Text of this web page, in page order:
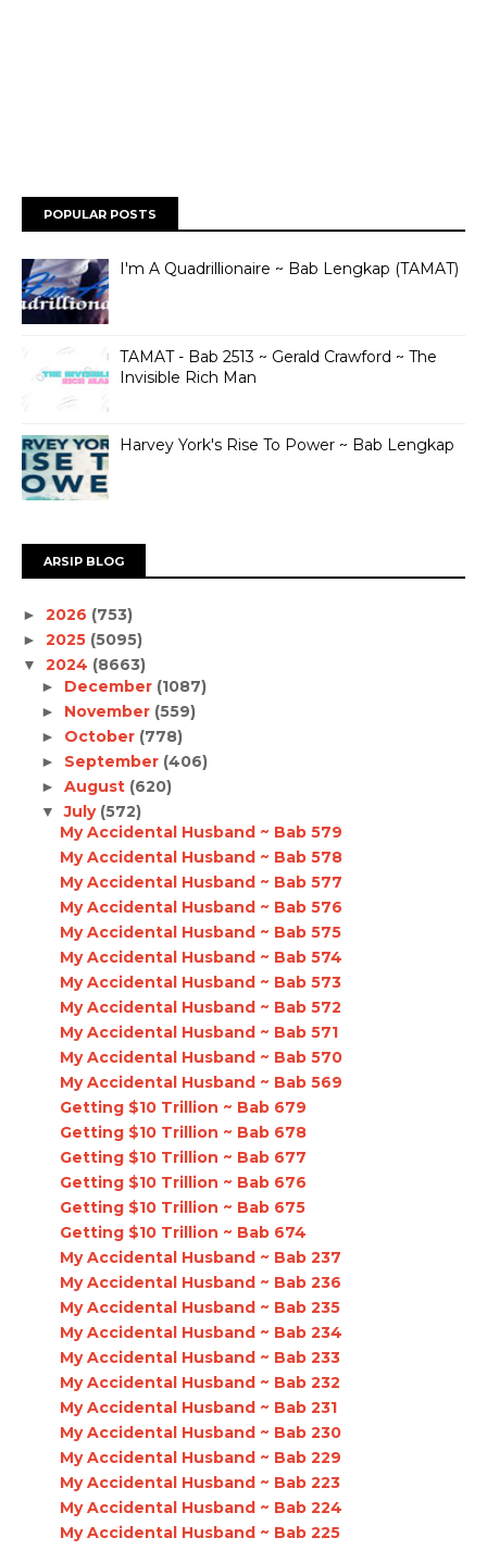
POPULAR POSTS
I'm A Quadrillionaire ~ Bab Lengkap (TAMAT)
TAMAT - Bab 2513 ~ Gerald Crawford ~ The
Invisible Rich Man
Harvey York's Rise To Power ~ Bab Lengkap
ARSIP BLOG
► 2026 (753)
► 2025 (5095)
▼ 2024 (8663)
► December (1087)
► November (559)
► October (778)
► September (406)
► August (620)
▼July (572)
My Accidental Husband ~ Bab 579
My Accidental Husband ~ Bab 578
My Accidental Husband ~ Bab 577
My Accidental Husband ~ Bab 576
My Accidental Husband ~ Bab 575
My Accidental Husband ~ Bab 574
My Accidental Husband ~ Bab 573
My Accidental Husband ~ Bab 572
My Accidental Husband ~ Bab 571
My Accidental Husband ~ Bab 570
My Accidental Husband ~ Bab 569
Getting $10 Trillion ~ Bab 679
Getting $10 Trillion ~ Bab 678
Getting $10 Trillion ~ Bab 677
Getting $10 Trillion ~ Bab 676
Getting $10 Trillion ~ Bab 675
Getting $10 Trillion ~ Bab 674
My Accidental Husband ~ Bab 237
My Accidental Husband ~ Bab 236
My Accidental Husband ~ Bab 235
My Accidental Husband ~ Bab 234
My Accidental Husband ~ Bab 233
My Accidental Husband ~ Bab 232
My Accidental Husband ~ Bab 231
My Accidental Husband ~ Bab 230
My Accidental Husband ~ Bab 229
My Accidental Husband ~ Bab 223
My Accidental Husband ~ Bab 224
My Accidental Husband ~ Bab 225